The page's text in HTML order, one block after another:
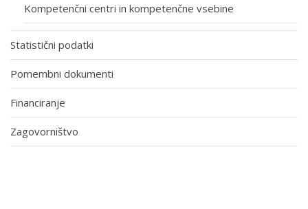
Kompetenčni centri in kompetenčne vsebine
Statistični podatki
Pomembni dokumenti
Financiranje
Zagovorništvo